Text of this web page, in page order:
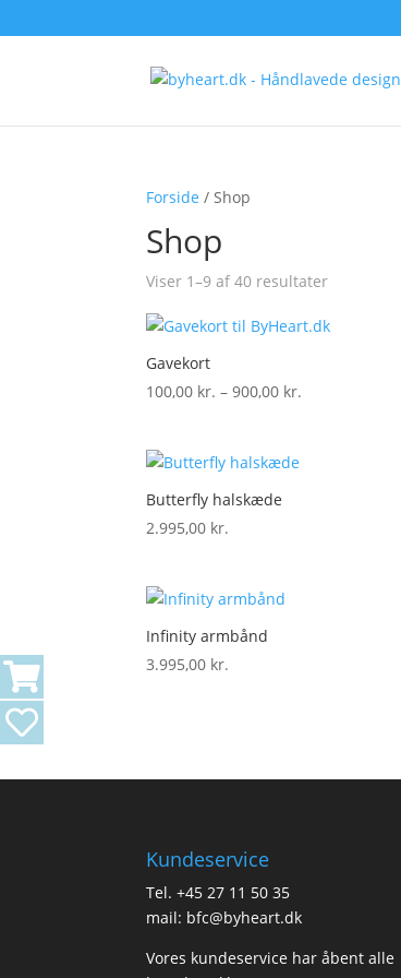
Forside / Shop
Shop
Viser 1–9 af 40 resultater
popularitet
Gavekort
100,00 kr. – 900,00 kr.
Butterfly halskæde
2.995,00 kr.
Infinity armbånd
3.995,00 kr.
Kundeservice
Tel.+45 27 11 50 35
mail: bfc@byheart.dk
Vores kundeservice har åbent alle